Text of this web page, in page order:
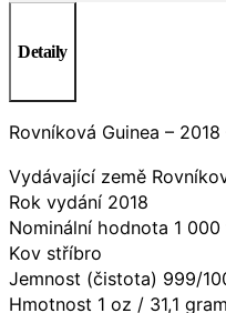
Detaily
Rovníková Guinea –
Vydávající země
Rok vydání 2018
Nominální hodnota 1 000
Kov stříbro
Jemnost (čistota) 999/
Hmotnost 1 oz / 31,1